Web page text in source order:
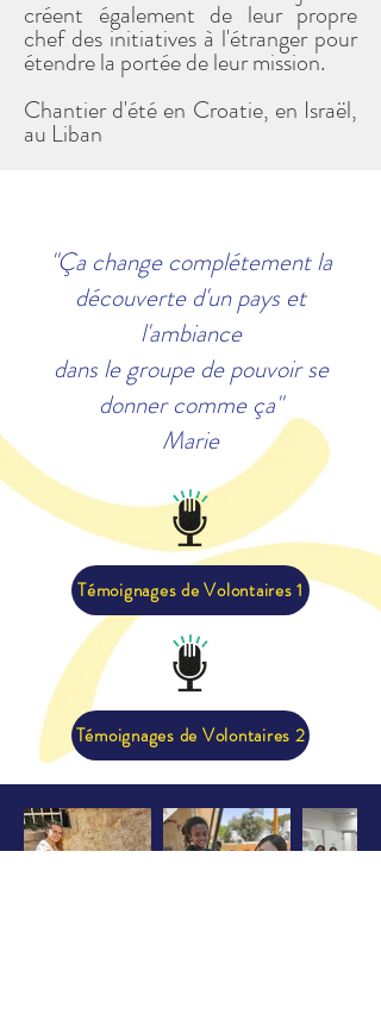
créent également de leur propre
chef des initiatives à l'étranger pour
étendre la portée de leur mission.
Chantier d'été en Croatie, en Israël,
au Liban
"Ça change complétement la
découverte d'un pays et
l'ambiance
dans le groupe de pouvoir se
donner comme ça"
Marie
Témoignages de Volontaires 1
Témoignages de Volontaires 2